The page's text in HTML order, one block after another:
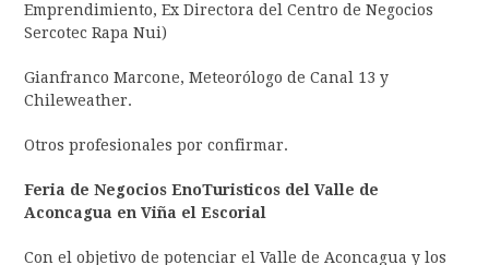
Emprendimiento, Ex Directora del Centro de Negocios
Sercotec Rapa Nui)
Gianfranco Marcone, Meteorólogo de Canal 13 y
Chileweather.
Otros profesionales por confirmar.
Feria de Negocios EnoTuristicos del Valle de
Aconcagua en Viña el Escorial
Con el objetivo de potenciar el Valle de Aconcagua y los